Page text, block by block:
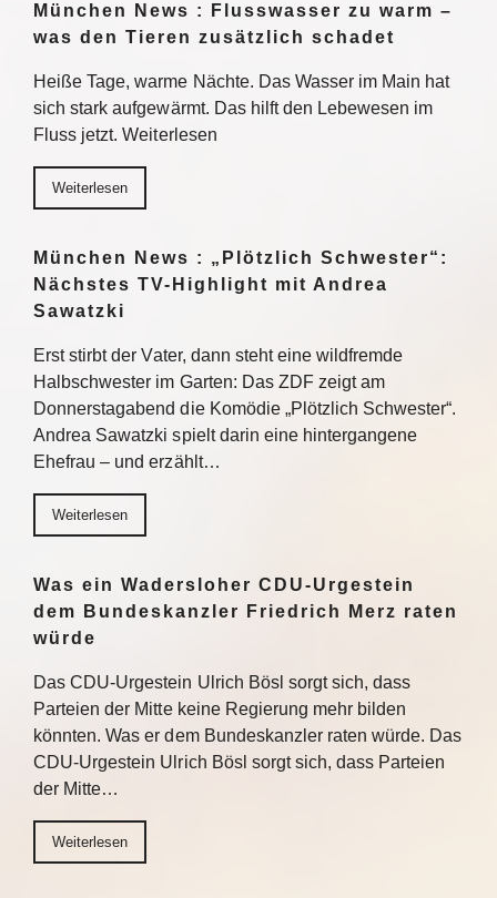
München News : Flusswasser zu warm –
was den Tieren zusätzlich schadet
Heiße Tage, warme Nächte. Das Wasser im Main hat
sich stark aufgewärmt. Das hilft den Lebewesen im
Fluss jetzt. Weiterlesen
Weiterlesen
München News : „Plötzlich Schwester“:
Nächstes TV-Highlight mit Andrea
Sawatzki
Erst stirbt der Vater, dann steht eine wildfremde
Halbschwester im Garten: Das ZDF zeigt am
Donnerstagabend die Komödie „Plötzlich Schwester“.
Andrea Sawatzki spielt darin eine hintergangene
Ehefrau – und erzählt…
Weiterlesen
Was ein Wadersloher CDU-Urgestein
dem Bundeskanzler Friedrich Merz raten
würde
Das CDU-Urgestein Ulrich Bösl sorgt sich, dass
Parteien der Mitte keine Regierung mehr bilden
könnten. Was er dem Bundeskanzler raten würde. Das
CDU-Urgestein Ulrich Bösl sorgt sich, dass Parteien
der Mitte…
Weiterlesen